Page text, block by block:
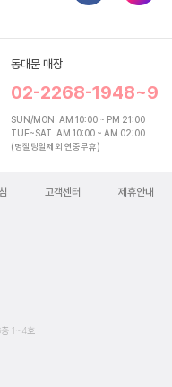
동대문 매장
02-2268-1948~9
SUN/MON AM 10:00 ~ PM 21:00
TUE~SAT AM 10:00 ~ AM 02:00
(명절당일제외 연중무휴)
고객센터 제휴안내
1~4호